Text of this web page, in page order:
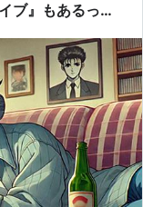
ブ』もあるって